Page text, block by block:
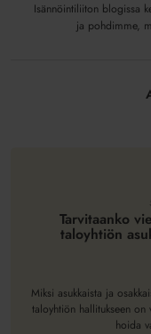
Isännöintiliiton blogissa
ja pohdimme,
budjetointiin
Tarvitaanko
taloyhtiön
Miksi asukkaista ja
taloyhtiön hallitukseen on
hoida